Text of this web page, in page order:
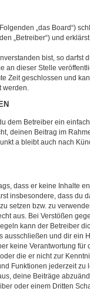
„das Board“)
„Betreiber“) und
bist, so darfst
an dieser Stelle
Zeit geschlossen und
werden.
dem Betreiber ein
deinen Beitrag im
a bleibt auch nach
dass er keine Inhalte
insbesondere, dass du
setzen bzw. zu
aus. Bei Verstößen
kann der Betreiber
ausschließen und dir ein
keine Verantwortung für
die er nicht zur
Funktionen jederzeit zu
deine Beiträge
oder einem Dritten